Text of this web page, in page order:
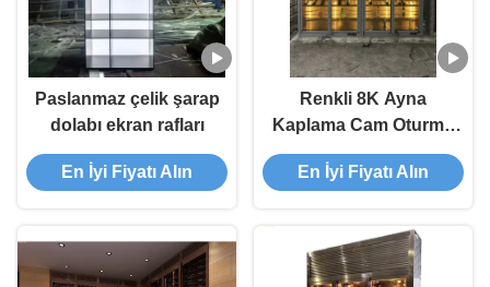
Paslanmaz çelik şarap
dolabı ekran rafları
En İyi Fiyatı Alın
Renkli 8K Ayna
Kaplama Cam Oturma
Odası Lüks Modern
Şarap Dolapları 304 201
En İyi Fiyatı Alın